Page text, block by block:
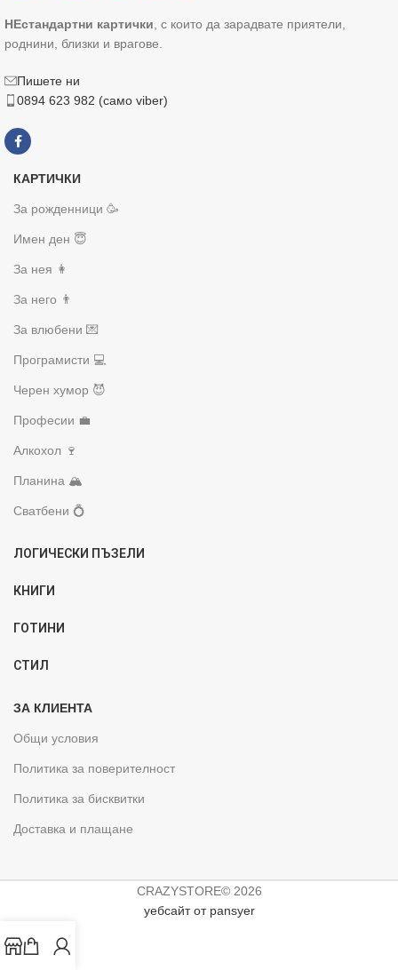
НЕстандартни картички, с които да зарадвате приятели,
роднини, близки и врагове.
Пишете ни
0894 623 982 (само viber)
КАРТИЧКИ
За рожденници 🥳
Имен ден 😇
За нея 👩
За него 👨
За влюбени 💌
Програмисти 💻
Черен хумор 😈
Професии 💼
Алкохол 🍷
Планина 🏔️
Сватбени 💍
ЛОГИЧЕСКИ ПЪЗЕЛИ
КНИГИ
ГОТИНИ
СТИЛ
ЗА КЛИЕНТА
Общи условия
Политика за поверителност
Политика за бисквитки
Доставка и плащане
CRAZYSTORE© 2026
уебсайт от pansyer